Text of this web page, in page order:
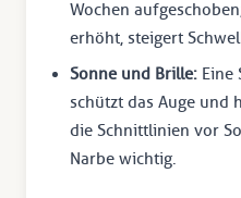
Wochen
erhöht, steigert
Sonne und Brille: Eine
schützt das Auge und
die Schnittlinien vor
Narbe wichtig.